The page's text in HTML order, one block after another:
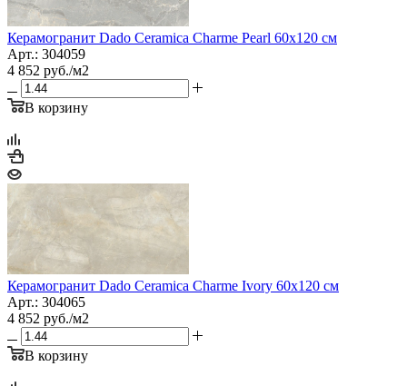
Керамогранит Dado Ceramica Charme Pearl 60x120 см
Арт.: 304059
4 852 руб./м2
В корзину
Керамогранит Dado Ceramica Charme Ivory 60x120 см
Арт.: 304065
4 852 руб./м2
В корзину